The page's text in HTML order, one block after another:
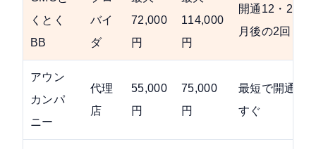
くとく
BB
バイ
ダ
72,000
円
114,000
円
開通12・24ヶ
月後の2回
アウン
カンパ
ニー
代理
店
55,000
円
75,000
円
最短で開通後
すぐ